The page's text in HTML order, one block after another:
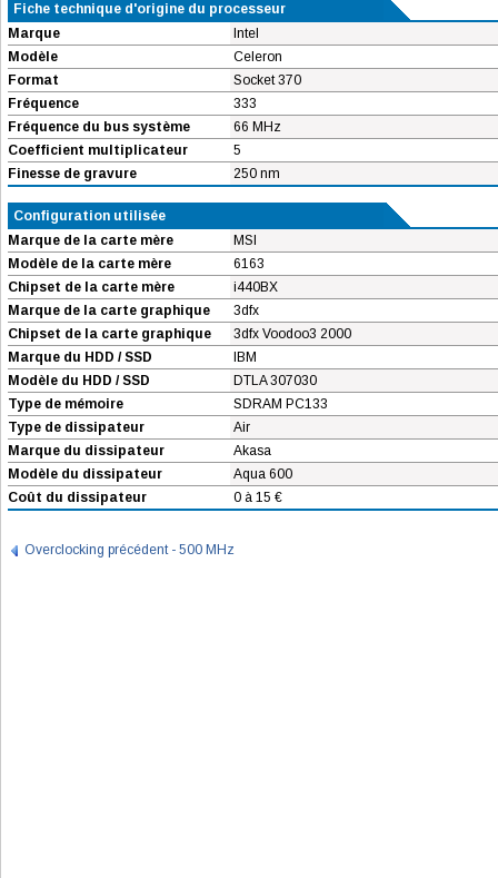
Fiche technique d'origine du processeur
Marque
Intel
Modèle
Celeron
Format
Socket 370
Fréquence
333
Fréquence du bus système
66 MHz
Coefficient multiplicateur
5
Finesse de gravure
250 nm
Configuration utilisée
Marque de la carte mère
MSI
Modèle de la carte mère
6163
Chipset de la carte mère
i440BX
Marque de la carte graphique
3dfx
Chipset de la carte graphique
3dfx Voodoo3 2000
Marque du HDD / SSD
IBM
Modèle du HDD / SSD
DTLA 307030
Type de mémoire
SDRAM PC133
Type de dissipateur
Air
Marque du dissipateur
Akasa
Modèle du dissipateur
Aqua 600
Coût du dissipateur
0 à 15 €
Overclocking précédent - 500 MHz